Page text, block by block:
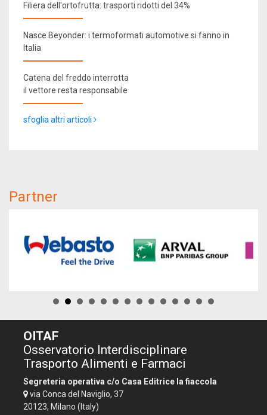
Filiera dell'ortofrutta: trasporti ridotti del 34%
Nasce Beyonder: i termoformati automotive si fanno in
Italia
Catena del freddo interrotta
il vettore resta responsabile
sfoglia altri articoli
Partner
OITAF
Osservatorio Interdisciplinare
Trasporto Alimenti e Farmaci
Segreteria operativa c/o Casa Editrice la fiaccola
via Conca del Naviglio, 37
20123, Milano (Italy)